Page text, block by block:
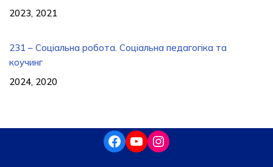
2023, 2021
231 – Соціальна робота. Соціальна педагогіка та
коучинг
2024, 2020